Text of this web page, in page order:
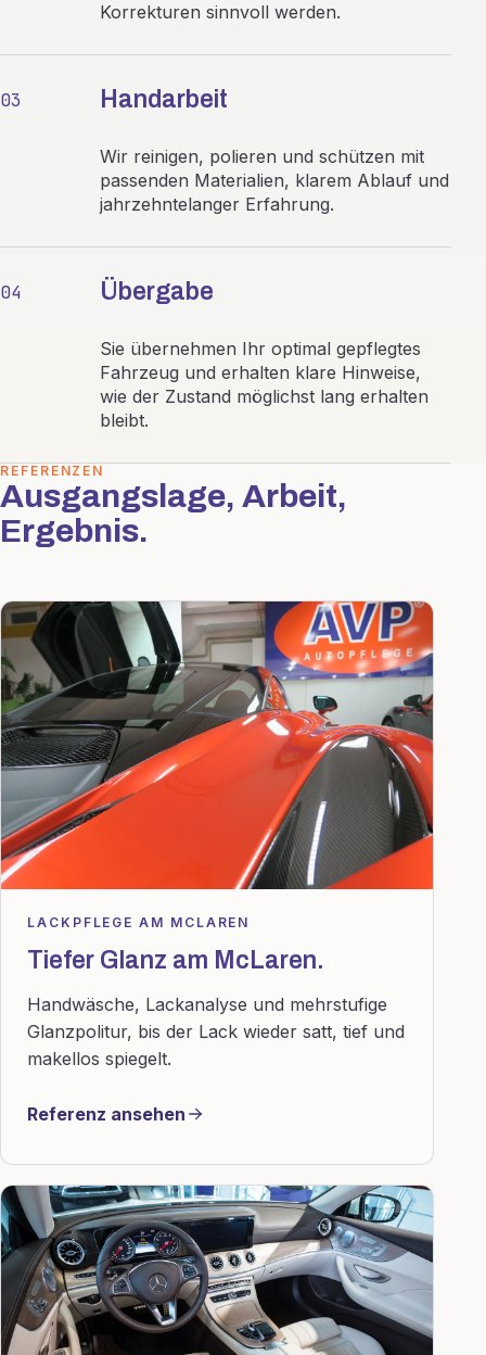
Korrekturen sinnvoll werden.
03 Handarbeit
Wir reinigen, polieren und schützen mit
passenden Materialien, klarem Ablauf und
jahrzehntelanger Erfahrung.
04 Übergabe
Sie übernehmen Ihr optimal gepflegtes
Fahrzeug und erhalten klare Hinweise,
wie der Zustand möglichst lang erhalten
bleibt.
REFERENZEN
Ausgangslage, Arbeit,
Ergebnis.
LACKPFLEGE AM MCLAREN
Tiefer Glanz am McLaren.
Handwäsche, Lackanalyse und mehrstufige
Glanzpolitur, bis der Lack wieder satt, tief und
makellos spiegelt.
Referenz ansehen